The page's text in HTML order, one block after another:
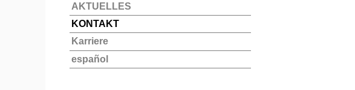
AKTUELLES
KONTAKT
Karriere
español